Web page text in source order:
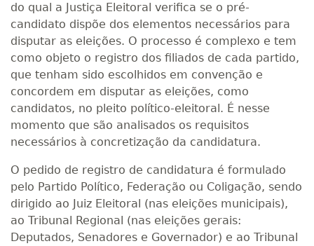
do qual a Justiça Eleitoral verifica se o pré-
candidato dispõe dos elementos necessários para
disputar as eleições. O processo é complexo e tem
como objeto o registro dos filiados de cada partido,
que tenham sido escolhidos em convenção e
concordem em disputar as eleições, como
candidatos, no pleito político-eleitoral. É nesse
momento que são analisados os requisitos
necessários à concretização da candidatura.
O pedido de registro de candidatura é formulado
pelo Partido Político, Federação ou Coligação, sendo
dirigido ao Juiz Eleitoral (nas eleições municipais),
ao Tribunal Regional (nas eleições gerais:
Deputados, Senadores e Governador) e ao Tribunal